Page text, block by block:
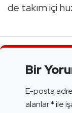
de takım içi
Bir
E-posta
alanlar*ile